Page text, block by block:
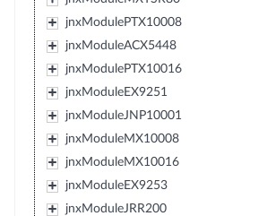
jnxModulePTX10008
jnxModuleACX5448
jnxModulePTX10016
jnxModuleEX9251
jnxModuleJNP10001
jnxModuleMX10008
jnxModuleMX10016
jnxModuleEX9253
jnxModuleJRR200